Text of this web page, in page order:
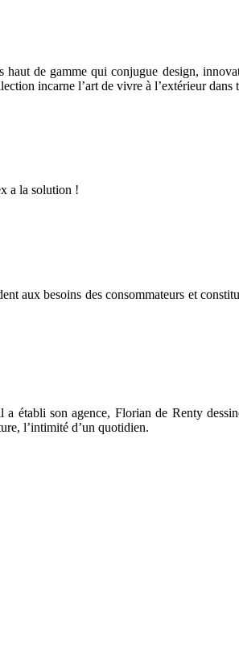
de gamme qui conjugue design,
incarne l’art de vivre à l’extérieur dans
a la solution !
aux besoins des consommateurs et
établi son agence, Florian de Renty
l’intimité d’un quotidien.